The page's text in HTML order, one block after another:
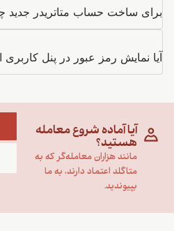
برای ساخت حساب متاتریدر جدید
آیا نمایش رمز عبور در پنل
آیا آماده شروع معامله
هستید؟
مانند هزاران معامله‌گر که به
متاگلد اعتماد دارند، به ما
بپیوندید.